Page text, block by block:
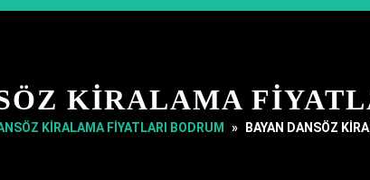
KİRALAMA
KİRALAMA FİYATLARI BODRUM » BAYAN DANSÖZ